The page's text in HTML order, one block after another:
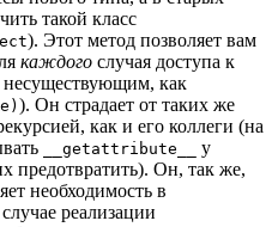
такой класс
). Этот метод позволяет вам
каждого случая доступа к
несуществующим, как
). Он страдает от таких же
как и его коллеги (на
__getattribute__
у
предотвратить). Он, так же,
необходимость в
реализации